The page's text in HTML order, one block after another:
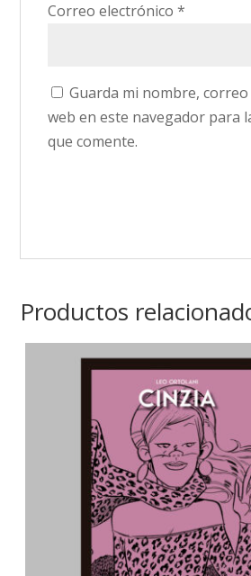
Correo electrónico*
Guarda mi nombre,
web en este navegador para
que comente.
Productos